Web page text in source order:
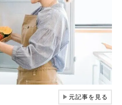
▶元記事を見る